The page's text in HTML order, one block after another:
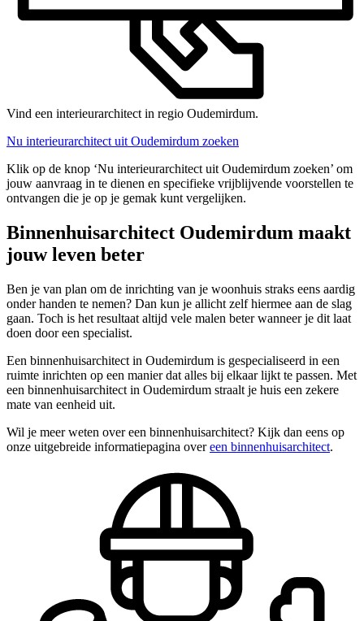
Vind een interieurarchitect in regio Oudemirdum.
Nu interieurarchitect uit Oudemirdum zoeken
Klik op de knop ‘Nu interieurarchitect uit Oudemirdum zoeken’ om
jouw aanvraag in te dienen en specifieke vrijblijvende voorstellen te
ontvangen die je op je gemak kunt vergelijken.
Binnenhuisarchitect Oudemirdum maakt
jouw leven beter
Ben je van plan om de inrichting van je woonhuis straks eens aardig
onder handen te nemen? Dan kun je allicht zelf hiermee aan de slag
gaan. Toch is het resultaat altijd vele malen beter wanneer je dit laat
doen door een specialist.
Een binnenhuisarchitect in Oudemirdum is gespecialiseerd in een
ruimte inrichten op een manier dat alles bij elkaar lijkt te passen. Met
een binnenhuisarchitect in Oudemirdum straalt je huis een zekere
mate van eenheid uit.
Wil je meer weten over een binnenhuisarchitect? Kijk dan eens op
onze uitgebreide informatiepagina overeen binnenhuisarchitect.